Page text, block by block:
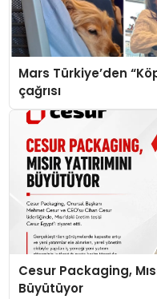
Mars Türkiye’den
çağrısı
Cesur Packaging,
Büyütüyor